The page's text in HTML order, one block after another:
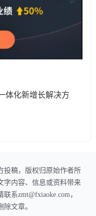
体化新增长解决方
投稿，版权归原始作者所
字内容、信息或资料带来
系zmt@fxiaoke.com，
文章。